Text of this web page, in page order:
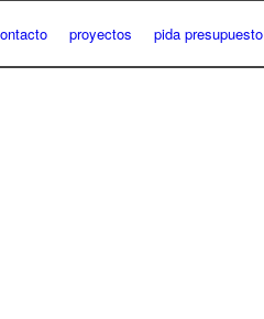
proyectos pida presupuesto